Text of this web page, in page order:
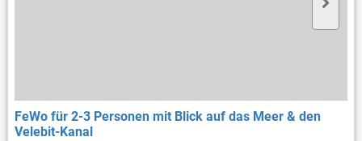
FeWo für 2-3 Personen mit Blick auf das Meer & den
Velebit-Kanal